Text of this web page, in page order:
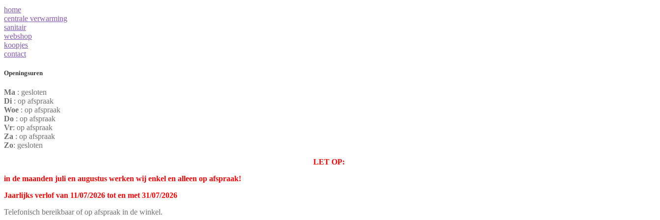
home
centrale verwarming
sanitair
webshop
koopjes
contact
Openingsuren
Ma : gesloten
Di : op afspraak
Woe : op afspraak
Do : op afspraak
Vr: op afspraak
Za : op afspraak
Zo: gesloten
LET OP:
in de maanden juli en augustus werken wij enkel en alleen op afspraak!
Jaarlijks verlof van 11/07/2026 tot en met 31/07/2026
Telefonisch bereikbaar of op afspraak in de winkel.